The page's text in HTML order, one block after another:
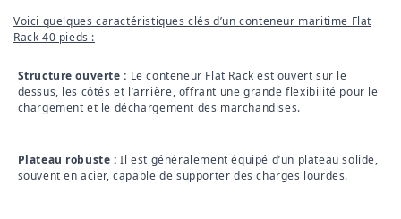
Voici quelques caractéristiques clés d’un conteneur maritime Flat
Rack 40 pieds :
Structure ouverte : Le conteneur Flat Rack est ouvert sur le
dessus, les côtés et l’arrière, offrant une grande flexibilité pour le
chargement et le déchargement des marchandises.
Plateau robuste : Il est généralement équipé d’un plateau solide,
souvent en acier, capable de supporter des charges lourdes.